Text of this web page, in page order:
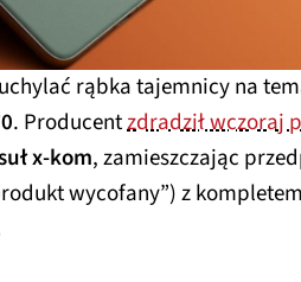
rąbka tajemnicy na
. Producentzdradził wczoraj
x-kom, zamieszczając
wycofany”) z kompletem